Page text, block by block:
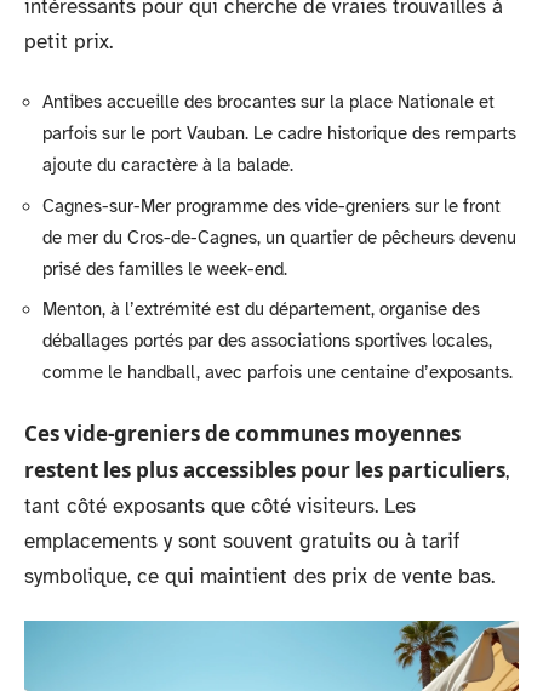
intéressants pour qui cherche de vraies trouvailles à
petit prix.
Antibes accueille des brocantes sur la place Nationale et
parfois sur le port Vauban. Le cadre historique des remparts
ajoute du caractère à la balade.
Cagnes-sur-Mer programme des vide-greniers sur le front
de mer du Cros-de-Cagnes, un quartier de pêcheurs devenu
prisé des familles le week-end.
Menton, à l’extrémité est du département, organise des
déballages portés par des associations sportives locales,
comme le handball, avec parfois une centaine d’exposants.
Ces vide-greniers de communes moyennes
restent les plus accessibles pour les particuliers,
tant côté exposants que côté visiteurs. Les
emplacements y sont souvent gratuits ou à tarif
symbolique, ce qui maintient des prix de vente bas.